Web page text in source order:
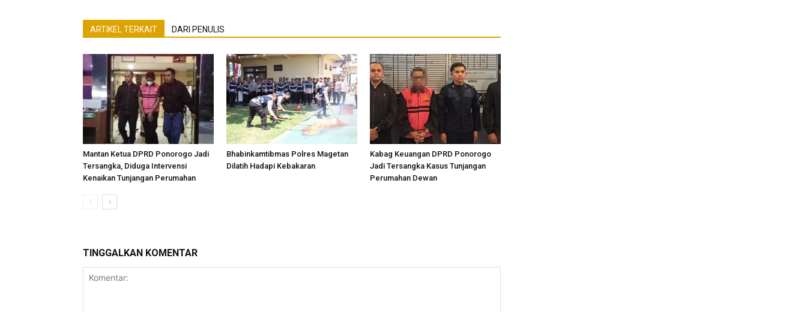
ARTIKEL TERKAIT DARI PENULIS
Mantan Ketua DPRD Ponorogo Jadi
Tersangka, Diduga Intervensi
Kenaikan Tunjangan Perumahan
Bhabinkamtibmas Polres Magetan
Dilatih Hadapi Kebakaran
Kabag Keuangan DPRD Ponorogo
Jadi Tersangka Kasus Tunjangan
Perumahan Dewan
TINGGALKAN KOMENTAR